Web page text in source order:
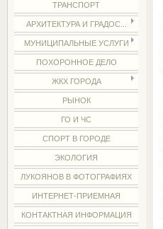
ТРАНСПОРТ
АРХИТЕКТУРА И ГРАДОС...
МУНИЦИПАЛЬНЫЕ УСЛУГИ
ПОХОРОННОЕ ДЕЛО
ЖКХ ГОРОДА
РЫНОК
ГО И ЧС
СПОРТ В ГОРОДЕ
ЭКОЛОГИЯ
ЛУКОЯНОВ В ФОТОГРАФИЯХ
ИНТЕРНЕТ-ПРИЕМНАЯ
КОНТАКТНАЯ ИНФОРМАЦИЯ